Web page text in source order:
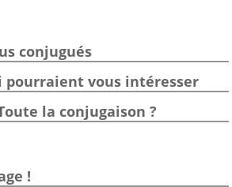
conjugués
pourraient vous intéresser
la conjugaison ?
!